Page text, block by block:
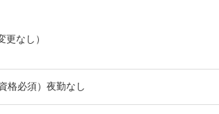
なし）
格必須）夜勤なし